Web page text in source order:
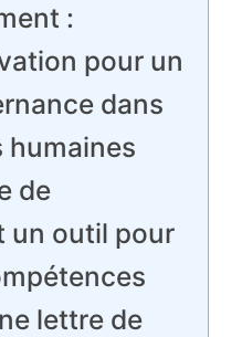
:
pour un
dans
humaines
de
un outil pour
lettre de